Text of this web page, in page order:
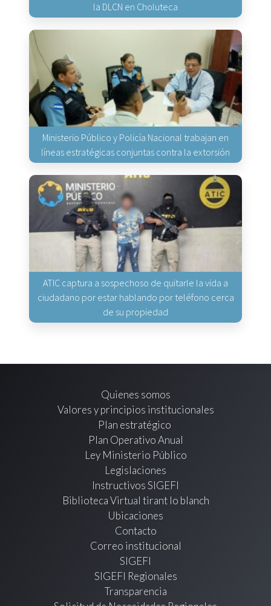
la DLCN en Choluteca
Ministerio Público y Policía Nacional trabajan en
líneas estratégicas conjuntas contra la extorsión
ATIC captura a sospechoso de quitarle la vida a
ciudadano por estar hablando por teléfono cerca
de su propiedad
Quienes somos
Valores y principios institucionales
Plan estratégico
Plan Operativo Anual
Ley Ministerio Público
Legislaciones
Instructivos SIGEFI
Biblioteca Virtual tirant lo blanch
Ubicaciones
Contacto
Correo institucional
SIGEFI
SIGEFI Regionales
Transparencia